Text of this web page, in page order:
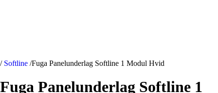
/ Softline /Fuga Panelunderlag Softline 1 Modul Hvid
Fuga Panelunderlag Softline 1